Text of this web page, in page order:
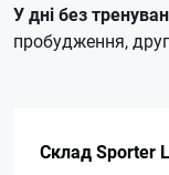
У дні без
пробудження,
Склад Sporter